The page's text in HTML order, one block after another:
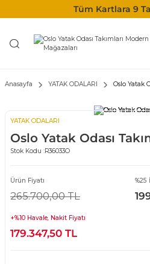
Tüm Kartlara 9
Anasayfa YATAK ODALARI Oslo Yatak
YATAK ODALARI
Oslo Yatak Odası
Stok Kodu :R36033O
Ürün Fiyatı
265.700,00 TL
%25
+%10 Havale, Nakit Fiyatı
179.347,50 TL